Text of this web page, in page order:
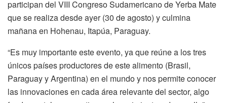
participan del VIII Congreso Sudamericano de Yerba Mate
que se realiza desde ayer (30 de agosto) y culmina
mañana en Hohenau, Itapúa, Paraguay.
“Es muy importante este evento, ya que reúne a los tres
únicos países productores de este alimento (Brasil,
Paraguay y Argentina) en el mundo y nos permite conocer
las innovaciones en cada área relevante del sector, algo